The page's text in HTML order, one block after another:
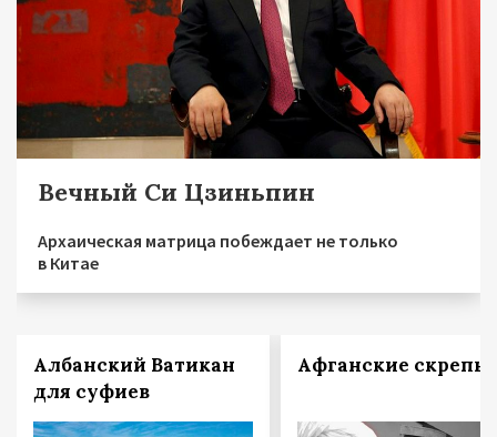
Вечный Си Цзиньпин
Архаическая матрица побеждает не только
в Китае
Албанский Ватикан
для суфиев
Афганские скрепы